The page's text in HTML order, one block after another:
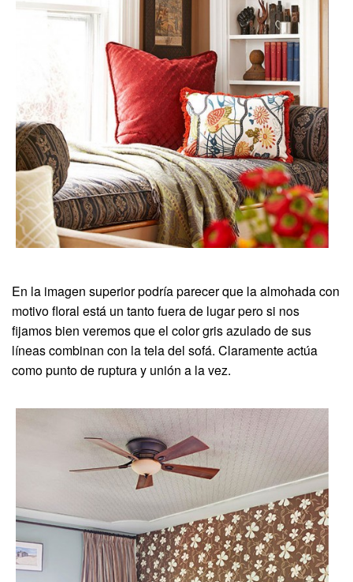
En la imagen superior podría parecer que la almohada con
motivo floral está un tanto fuera de lugar pero si nos
fijamos bien veremos que el color gris azulado de sus
líneas combinan con la tela del sofá. Claramente actúa
como punto de ruptura y unión a la vez.